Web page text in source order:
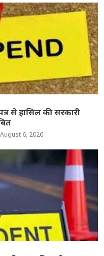
से हासिल की सरकारी
August 6, 2026